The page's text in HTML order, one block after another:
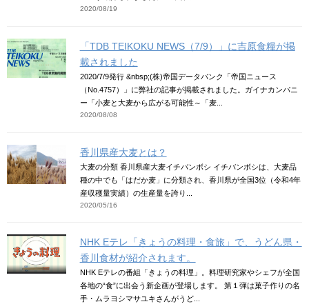
2020/08/19
「TDB TEIKOKU NEWS（7/9）」に吉原食糧が掲
載されました
2020/7/9発行 &nbsp;(株)帝国データバンク「帝国ニュース
（No.4757）」に弊社の記事が掲載されました。ガイナカンパニ
ー「小麦と大麦から広がる可能性～「麦...
2020/08/08
香川県産大麦とは？
大麦の分類​​ 香川県産大麦イチバンボシ イチバンボシは、大麦品
種の中でも「はだか麦」に分類され、香川県が全国3位（令和4年
産収穫量実績）の生産量を誇り...
2020/05/16
NHK Eテレ「きょうの料理・食旅」で、うどん県・
香川食材が紹介されます。
NHK Eテレの番組「きょうの料理」。料理研究家やシェフが全国
各地の“食”に出会う新企画が登場します。 第１弾は菓子作りの名
手・ムラヨシマサユキさんがうど...